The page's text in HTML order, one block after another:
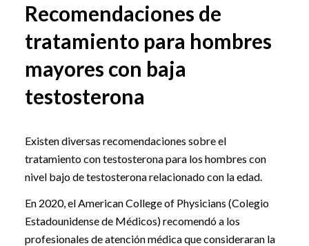
Recomendaciones de
tratamiento para hombres
mayores con baja
testosterona
Existen diversas recomendaciones sobre el
tratamiento con testosterona para los hombres con
nivel bajo de testosterona relacionado con la edad.
En 2020, el American College of Physicians (Colegio
Estadounidense de Médicos) recomendó a los
profesionales de atención médica que consideraran la